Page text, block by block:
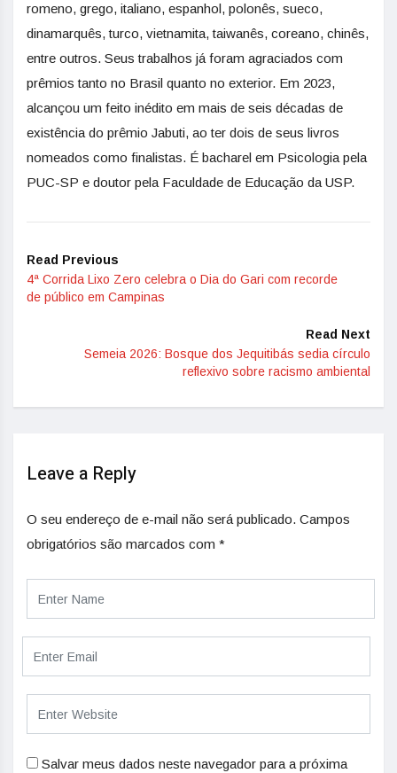
romeno, grego, italiano, espanhol, polonês, sueco,
dinamarquês, turco, vietnamita, taiwanês, coreano, chinês,
entre outros. Seus trabalhos já foram agraciados com
prêmios tanto no Brasil quanto no exterior. Em 2023,
alcançou um feito inédito em mais de seis décadas de
existência do prêmio Jabuti, ao ter dois de seus livros
nomeados como finalistas. É bacharel em Psicologia pela
PUC-SP e doutor pela Faculdade de Educação da USP.
Read Previous
4ª Corrida Lixo Zero celebra o Dia do Gari com recorde
de público em Campinas
Read Next
Semeia 2026: Bosque dos Jequitibás sedia círculo
reflexivo sobre racismo ambiental
Leave a Reply
O seu endereço de e-mail não será publicado. Campos
obrigatórios são marcados com *
Salvar meus dados neste navegador para a próxima